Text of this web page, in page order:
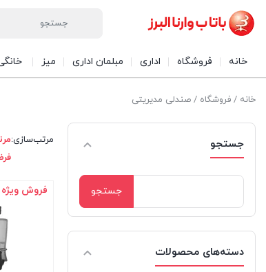
خانه فروشگاه اداری مبلمان اداری میز
خانه / فروشگاه / صندلی مدیریتی
جستجو
برای:
دسته‌های محصولات
مرتب‌سازی:
فروش ویژه